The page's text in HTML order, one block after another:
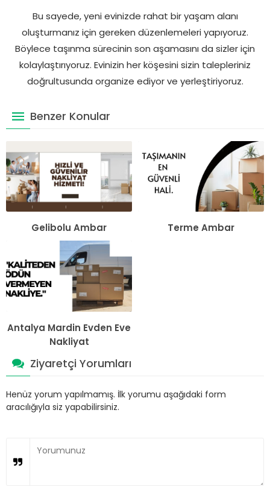
Bu sayede, yeni evinizde rahat bir yaşam alanı
oluşturmanız için gereken düzenlemeleri yapıyoruz.
Böylece taşınma sürecinin son aşamasını da sizler için
kolaylaştırıyoruz. Evinizin her köşesini sizin talepleriniz
doğrultusunda organize ediyor ve yerleştiriyoruz.
Benzer Konular
Gelibolu Ambar Terme Ambar
Antalya Mardin Evden Eve
Nakliyat
Ziyaretçi Yorumları
Henüz yorum yapılmamış. İlk yorumu aşağıdaki form
aracılığıyla siz yapabilirsiniz.